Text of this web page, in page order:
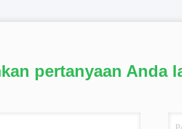
pertanyaan Anda